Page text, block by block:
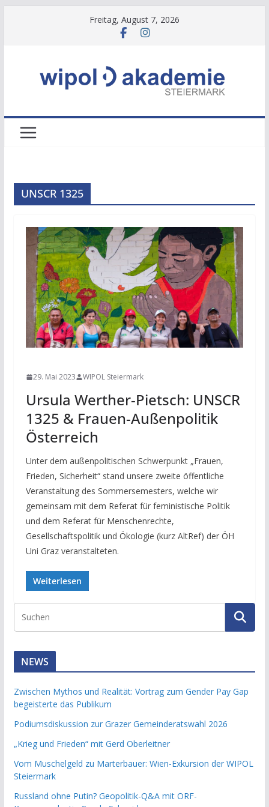
Freitag, August 7, 2026
UNSCR 1325
29. Mai 2023 WIPOL Steiermark
Ursula Werther-Pietsch: UNSCR
1325 & Frauen-Außenpolitik
Österreich
Unter dem außenpolitischen Schwerpunkt „Frauen,
Frieden, Sicherheit“ stand unsere zweite öffentliche
Veranstaltung des Sommersemesters, welche wir
gemeinsam mit dem Referat für feministische Politik
und dem Referat für Menschenrechte,
Gesellschaftspolitik und Ökologie (kurz AltRef) der ÖH
Uni Graz veranstalteten.
Weiterlesen
NEWS
Zwischen Mythos und Realität: Vortrag zum Gender Pay Gap
begeisterte das Publikum
Podiumsdiskussion zur Grazer Gemeinderatswahl 2026
„Krieg und Frieden“ mit Gerd Oberleitner
Vom Muschelgeld zu Marterbauer: Wien-Exkursion der WIPOL
Steiermark
Russland ohne Putin? Geopolitik-Q&A mit ORF-